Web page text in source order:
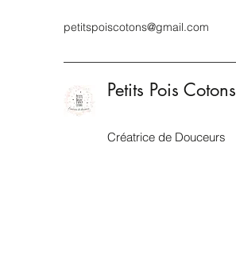
petitspoiscotons@gmail.com
Petits Pois Cotons
Créatrice de Douceurs